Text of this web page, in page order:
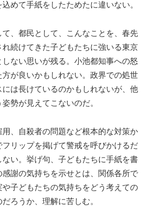
めて手紙をしたためたに違いない。
、都民として、こんなことを、春先
続けてきた子どもたちに強いる東京
ない思いが残る。小池都知事への怒
方が良いかもしれない。政界での処世
は長けているのかもしれないが、他
勢が見えてこないのだ。
用、自殺者の問題など根本的な対策か
フリップを掲げて警戒を呼びかけるだ
い。挙げ句、子どもたちに手紙を書
謝の気持ちを示せとは、関係各所で
や子どもたちの気持ちをどう考えての
ろうか、理解に苦しむ。